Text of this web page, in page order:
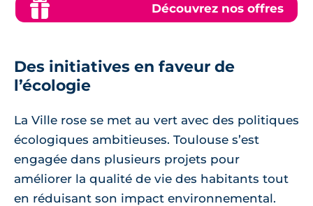
Découvrez nos offres
Des initiatives en faveur de
l’écologie
La Ville rose se met au vert avec des politiques
écologiques ambitieuses. Toulouse s’est
engagée dans plusieurs projets pour
améliorer la qualité de vie des habitants tout
en réduisant son impact environnemental.